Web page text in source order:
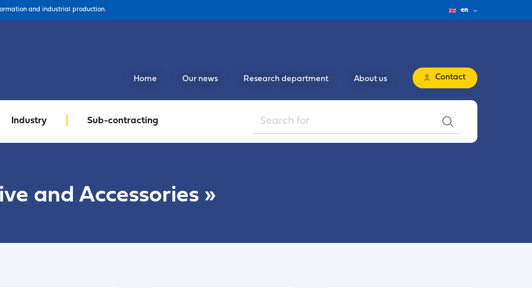
and industrial production. en
Industry Sub-contracting
Home Our news Research department About us Contact
and Accessories »